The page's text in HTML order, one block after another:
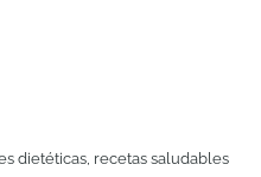
dietéticas, recetas saludables